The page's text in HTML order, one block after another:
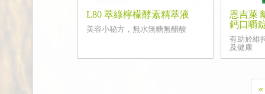
L80 萃綠檸檬酵素精萃液
美容小秘方，無水無糖無醋酸
恩吉萊
鈣口嚼
有助於維
及健康
«